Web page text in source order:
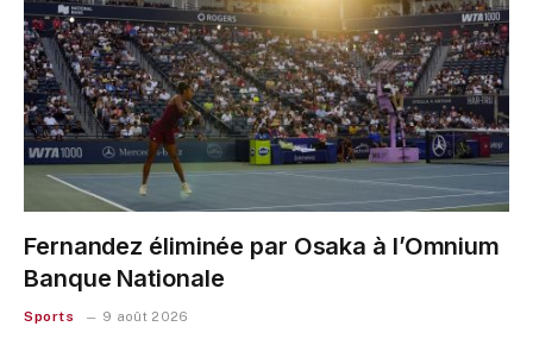
Fernandez éliminée par Osaka à l’Omnium
Banque Nationale
Sports 9 août 2026